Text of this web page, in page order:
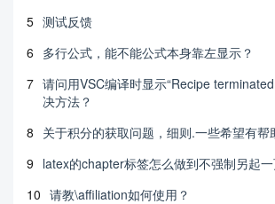
5 测试反馈
6 多行公式，能不能公式本身靠左显示？
7 请问用VSC编译时显示“Recipe
决方法？
8 关于积分的获取问题，细则.一些希望有帮
9 latex的chapter标签怎么做到不强制另起一
10 请教\affiliation如何使用？